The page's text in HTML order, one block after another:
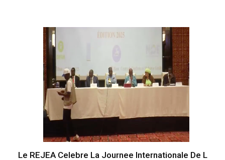
Le REJEA Celebre La Journee Internationale De L